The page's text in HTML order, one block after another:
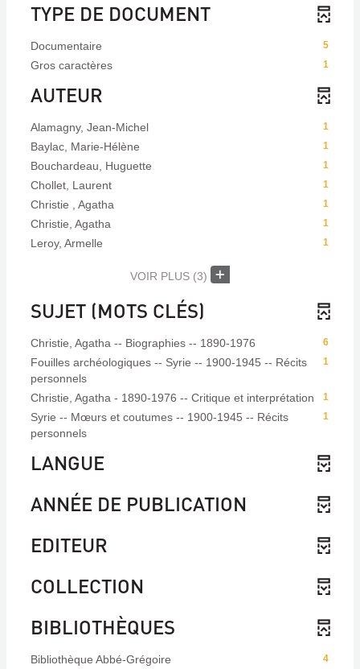
TYPE DE DOCUMENT
5
Documentaire
1
Gros caractères
AUTEUR
1
Alamagny, Jean-Michel
1
Baylac, Marie-Hélène
1
Bouchardeau, Huguette
1
Chollet, Laurent
1
Christie , Agatha
1
Christie, Agatha
1
Leroy, Armelle
VOIR PLUS (3)
SUJET (MOTS CLÉS)
6
Christie, Agatha -- Biographies -- 1890-1976
1
Fouilles archéologiques -- Syrie -- 1900-1945 -- Récits
personnels
1
Christie, Agatha - 1890-1976 -- Critique et interprétation
1
Syrie -- Mœurs et coutumes -- 1900-1945 -- Récits
personnels
LANGUE
ANNÉE DE PUBLICATION
EDITEUR
COLLECTION
BIBLIOTHÈQUES
4
Bibliothèque Abbé-Grégoire